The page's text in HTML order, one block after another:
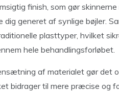
finish, som gør
dig generet af synlige bøjler.
plasttyper, hvilket
hele behandlingsforløbet.
af materialet gør det
bidrager til mere præcise og